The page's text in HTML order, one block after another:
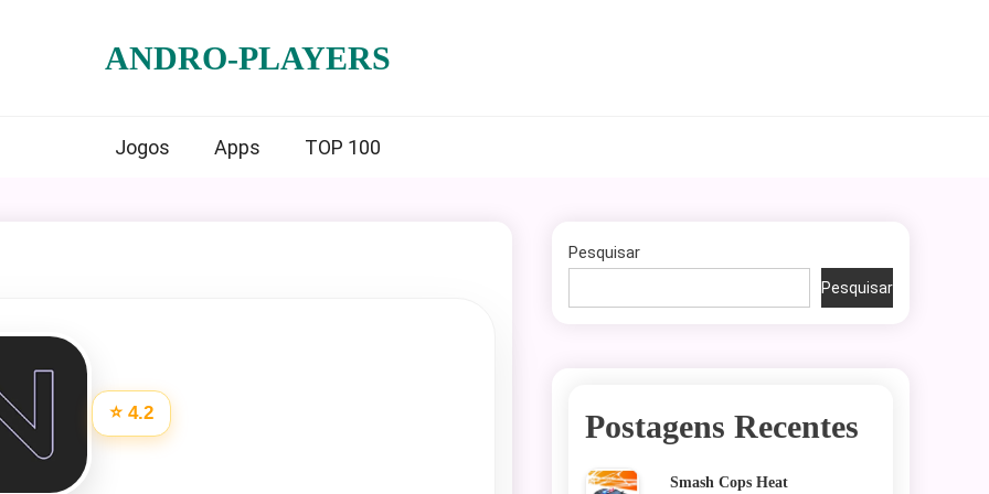
ANDRO-PLAYERS
Jogos Apps TOP 100
⭐ 4.2
Pesquisar
Pesquisar
Postagens Recentes
Smash Cops Heat